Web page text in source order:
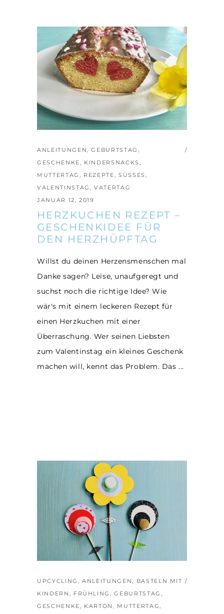
ANLEITUNGEN,GEBURTSTAG ,
GESCHENKE, KINDERSNACKS,
MUTTERTAG , REZEPTE,SÜSSES,
VALENTINSTAG ,VATERTAG
JANUAR 12, 2019
HERZKUCHEN REZEPT –
GESCHENKIDEE FÜR
DEN HERZHÜPFTAG
Willst du deinen Herzensmenschen mal
Danke sagen? Leise, unaufgeregt und
suchst noch die richtige Idee? Wie
wär's mit einem leckeren Rezept für
einen Herzkuchen mit einer
Überraschung. Wer seinen Liebsten
zum Valentinstag ein kleines Geschenk
machen will, kennt das Problem. Das
UPCYCLING ,ANLEITUNGEN, BASTELN MIT
KINDERN , FRÜHLING,GEBURTSTAG ,
GESCHENKE, KARTON, MUTTERTAG,